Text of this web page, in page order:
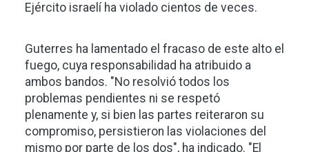
Ejército israelí ha violado cientos de veces.
Guterres ha lamentado el fracaso de este alto el
fuego, cuya responsabilidad ha atribuido a
ambos bandos. "No resolvió todos los
problemas pendientes ni se respetó
plenamente y, si bien las partes reiteraron su
compromiso, persistieron las violaciones del
mismo por parte de los dos", ha indicado. "El